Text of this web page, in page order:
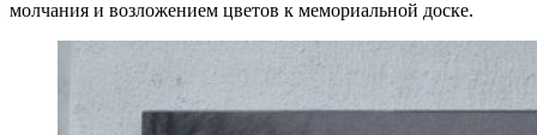
молчания и возложением цветов к мемориальной доске.